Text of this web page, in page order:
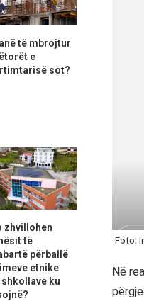
Foto:
Në
të mbrojtur
e
sot?
zhvillohen
të
përballë
etnike
shkollave ku